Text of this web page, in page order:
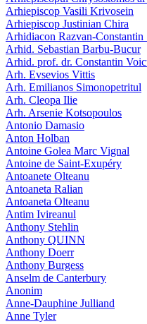
Arhiepiscop Vasili Krivosein
Arhiepiscop Justinian Chira
Arhidiacon Razvan-Constantin
Arhid. Sebastian Barbu-Bucur
Arhid. prof. dr. Constantin
Arh. Evsevios Vittis
Arh. Emilianos Simonopetritul
Arh. Cleopa Ilie
Arh. Arsenie Kotsopoulos
Antonio Damasio
Anton Holban
Antoine Golea Marc Vignal
Antoine de Saint-Exupéry
Antoanete Olteanu
Antoaneta Ralian
Antoaneta Olteanu
Antim Ivireanul
Anthony Stehlin
Anthony QUINN
Anthony Doerr
Anthony Burgess
Anselm de Canterbury
Anonim
Anne-Dauphine Julliand
Anne Tyler